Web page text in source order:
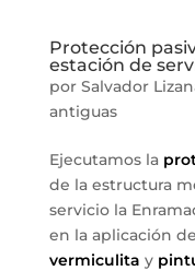
Protección
estación de
por Salvador
antiguas
Ejecutamos la
de la estructura
servicio la
en la aplicación de
vermiculita y